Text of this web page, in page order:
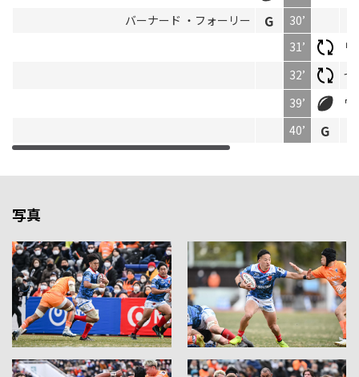
バーナード ・フォーリー
30’
31’
32’
セ
39’
ワ
40’
写真